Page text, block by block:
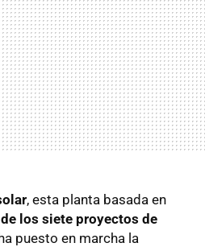
, esta planta basada en
los siete proyectos de
puesto en marcha la